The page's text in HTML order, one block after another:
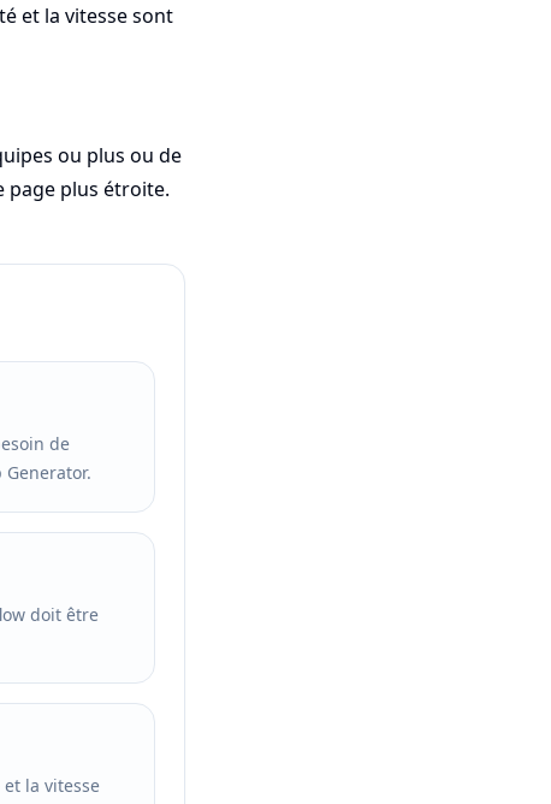
et la vitesse sont
ou plus ou de
page plus étroite.
de
doit être
la vitesse